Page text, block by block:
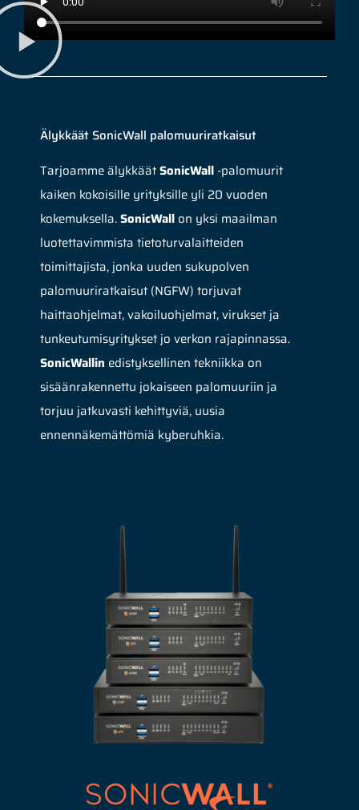
Älykkäät SonicWall palomuuriratkaisut
Tarjoamme älykkäätSonicWall -palomuurit
kaiken kokoisille yrityksille yli 20 vuoden
kokemuksella.SonicWall on yksi maailman
luotettavimmista tietoturvalaitteiden
toimittajista, jonka uuden sukupolven
palomuuriratkaisut (NGFW) torjuvat
haittaohjelmat, vakoiluohjelmat, virukset ja
tunkeutumisyritykset jo verkon rajapinnassa.
SonicWallin edistyksellinen tekniikka on
sisäänrakennettu jokaiseen palomuuriin ja
torjuu jatkuvasti kehittyviä, uusia
ennennäkemättömiä kyberuhkia.